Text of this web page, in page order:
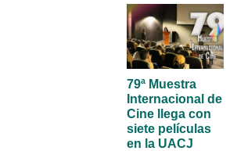
79ª Muestra
Internacional de
Cine llega con
siete películas
en la UACJ